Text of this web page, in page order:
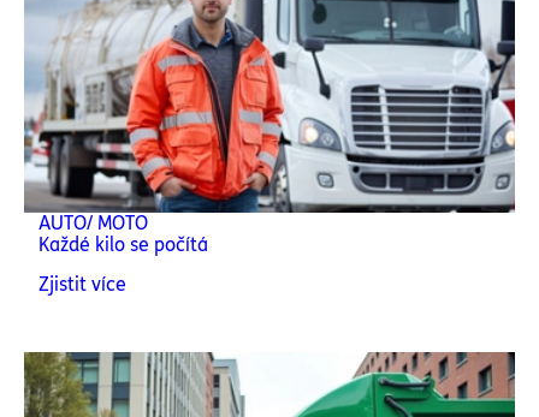
AUTO/ MOTO
Každé kilo se počítá
Zjistit více